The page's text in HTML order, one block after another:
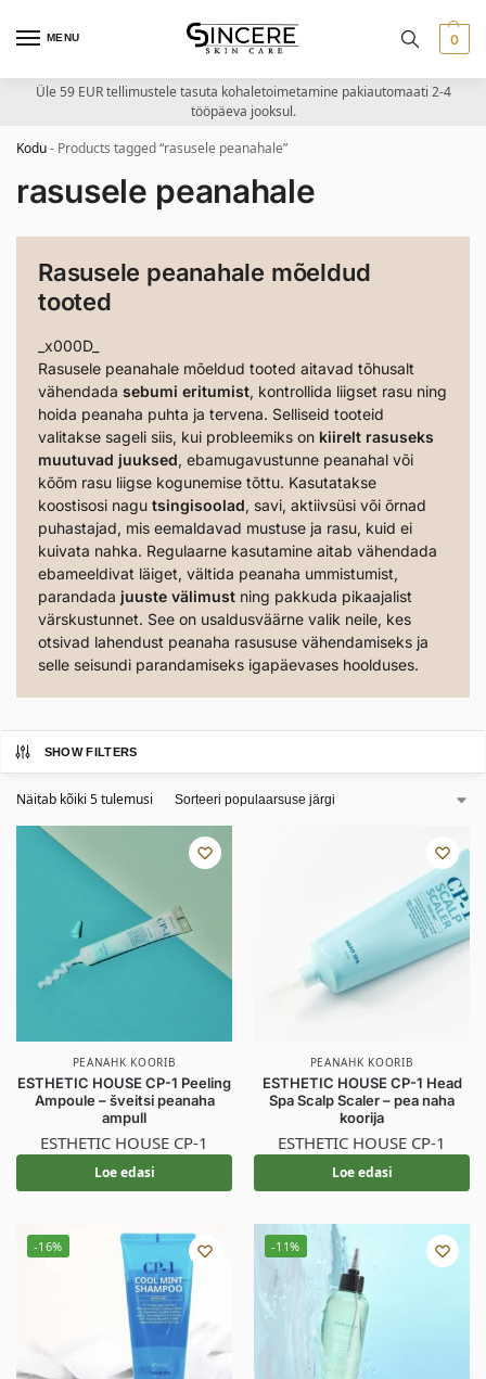
MENU 0
Üle 59 EUR tellimustele tasuta kohaletoimetamine pakiautomaati 2-4
tööpäeva jooksul.
Kodu- Products tagged “rasusele peanahale”
rasusele peanahale
Rasusele peanahale mõeldud
tooted
_x000D_
Rasusele peanahale mõeldud tooted aitavad tõhusalt
vähendada sebumi eritumist, kontrollida liigset rasu ning
hoida peanaha puhta ja tervena. Selliseid tooteid
valitakse sageli siis, kui probleemiks on kiirelt rasuseks
muutuvad juuksed, ebamugavustunne peanahal või
kõõm rasu liigse kogunemise tõttu. Kasutatakse
koostisosi nagu tsingisoolad, savi, aktiivsüsi või õrnad
puhastajad, mis eemaldavad mustuse ja rasu, kuid ei
kuivata nahka. Regulaarne kasutamine aitab vähendada
ebameeldivat läiget, vältida peanaha ummistumist,
parandada juuste välimust ning pakkuda pikaajalist
värskustunnet. See on usaldusväärne valik neile, kes
otsivad lahendust peanaha rasususe vähendamiseks ja
selle seisundi parandamiseks igapäevases hoolduses.
SHOW FILTERS
Näitab kõiki 5 tulemusi
PEANAHK KOORIB
ESTHETIC HOUSE CP-1 Peeling
Ampoule – šveitsi peanaha
ampull
ESTHETIC HOUSE CP-1
Loe edasi
PEANAHK KOORIB
ESTHETIC HOUSE CP-1 Head
Spa Scalp Scaler – pea naha
koorija
ESTHETIC HOUSE CP-1
Loe edasi
-16% -11%